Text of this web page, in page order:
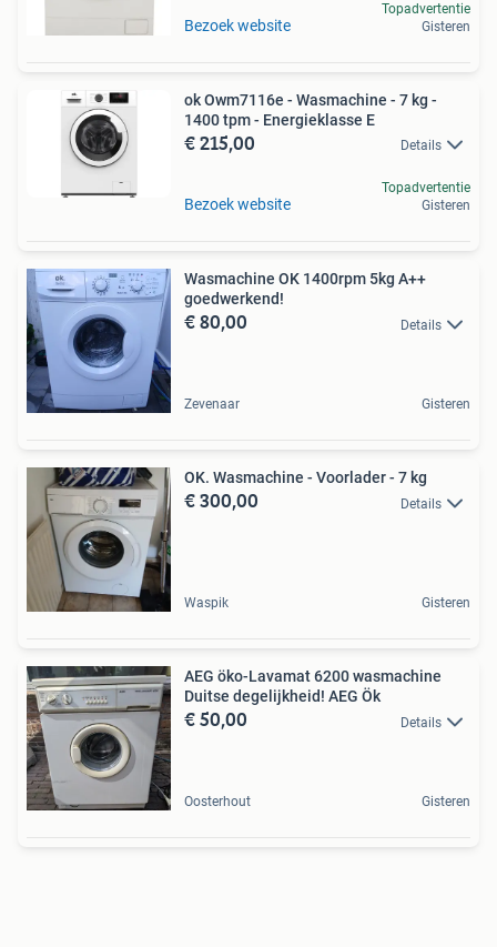
Bezoek website
Topadvertentie
Gisteren
ok Owm7116e - Wasmachine - 7 kg -
1400 tpm - Energieklasse E
€ 215,00 Details
Bezoek website
Topadvertentie
Gisteren
Wasmachine OK 1400rpm 5kg A++
goedwerkend!
€ 80,00 Details
Zevenaar Gisteren
OK. Wasmachine - Voorlader - 7 kg
€ 300,00 Details
Waspik Gisteren
AEG öko-Lavamat 6200 wasmachine
Duitse degelijkheid! AEG Ök
€ 50,00 Details
Oosterhout Gisteren